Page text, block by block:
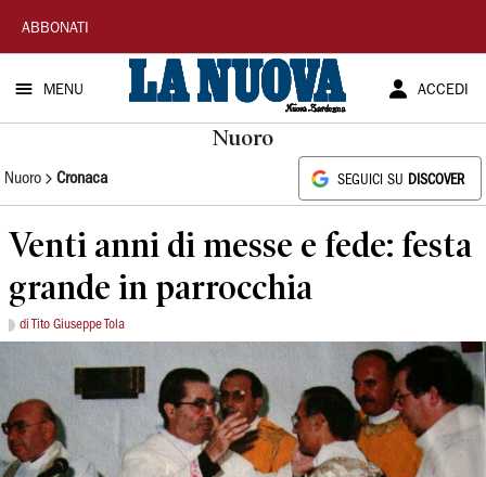
La
Nuova
Sardegna
ABBONATI
MENU ACCEDI
Nuoro
Nuoro Cronaca SEGUICI SU DISCOVER
Venti anni di messe e fede: festa
grande in parrocchia
di Tito Giuseppe Tola